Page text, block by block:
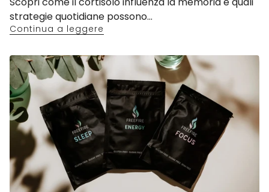
strategie quotidiane possono...
Continua a leggere